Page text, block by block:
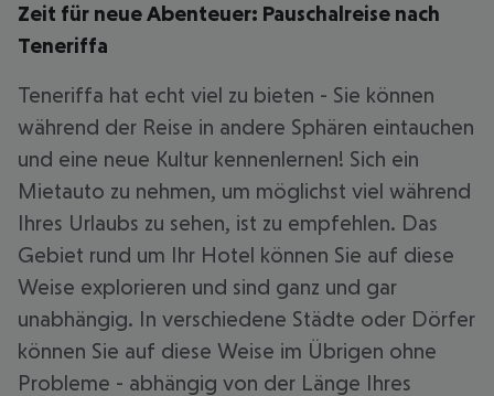
Zeit für neue Abenteuer: Pauschalreise nach
Teneriffa
Teneriffa hat echt viel zu bieten - Sie können
während der Reise in andere Sphären eintauchen
und eine neue Kultur kennenlernen! Sich ein
Mietauto zu nehmen, um möglichst viel während
Ihres Urlaubs zu sehen, ist zu empfehlen. Das
Gebiet rund um Ihr Hotel können Sie auf diese
Weise explorieren und sind ganz und gar
unabhängig. In verschiedene Städte oder Dörfer
können Sie auf diese Weise im Übrigen ohne
Probleme - abhängig von der Länge Ihres